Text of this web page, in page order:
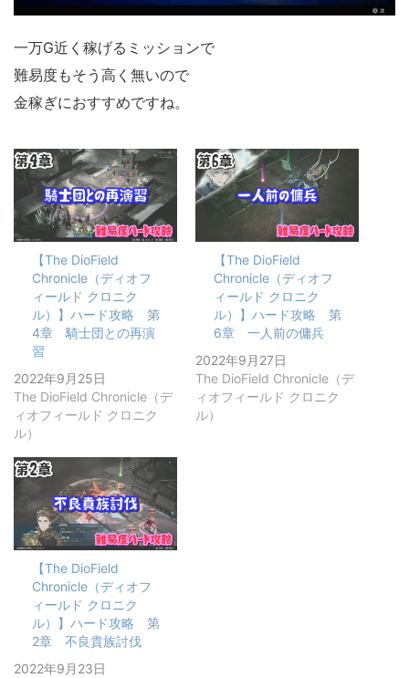
一万G近く稼げるミッションで
難易度もそう高く無いので
金稼ぎにおすすめですね。
【The DioField
Chronicle（ディオフ
ィールド クロニク
ル）】ハード攻略 第
4章 騎士団との再演
習
2022年9月25日
The DioField Chronicle（デ
ィオフィールド クロニク
ル）
【The DioField
Chronicle（ディオフ
ィールド クロニク
ル）】ハード攻略 第
6章 一人前の傭兵
2022年9月27日
The DioField Chronicle（デ
ィオフィールド クロニク
ル）
【The DioField
Chronicle（ディオフ
ィールド クロニク
ル）】ハード攻略 第
2章 不良貴族討伐
2022年9月23日